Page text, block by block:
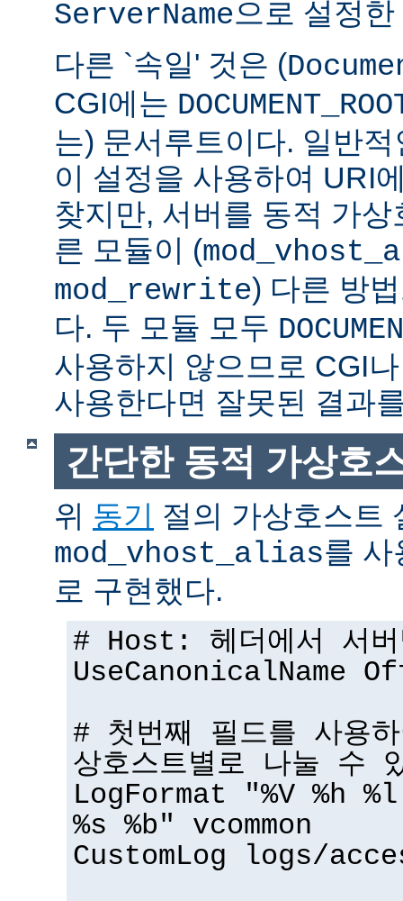
ServerName으로 설정
다른 `속일' 것은 (
CGI에는
는) 문서루트이다. 일반
이 설정을 사용하여 URI
찾지만, 서버를 동적 가
른 모듈이 (
mod_rewrite) 다른 방
다. 두 모듈 모두
사용하지 않으므로 CGI
사용한다면 잘못된 결과
간단한 동적 가상호
위 동기
절의 가상호스트
mod_vhost_alias를 사
로 구현했다.
# Host: 헤더에서 서버
UseCanonicalName
# 첫번째 필드를 사용
상호스트별로 나눌 수
LogFormat "%V %h
%s %b" vcommon
CustomLog logs/